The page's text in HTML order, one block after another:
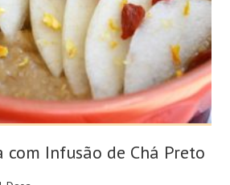
com Infusão de Chá Preto